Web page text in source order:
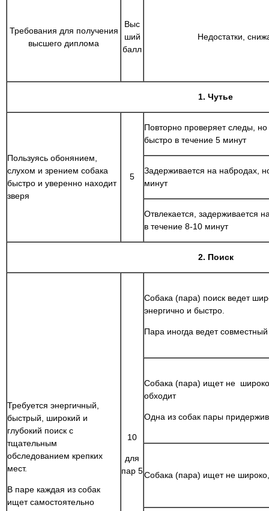
Требования для получения
высшего диплома
Выс
ший
балл
Недостатки,
1. Чутье
Пользуясь обонянием,
слухом и зрением собака
быстро и уверенно находит
зверя
5
Повторно проверяет следы, но
быстро в течение 5 минут
Задерживается на набродах,
минут
Отвлекается, задерживается
в течение 8-10 минут
2. Поиск
Требуется энергичный,
быстрый, широкий и
глубокий поиск с
тщательным
обследованием крепких
мест.
В паре каждая из собак
ищет самостоятельно
10
для
пар 5
Собака (пара) поиск ведет
энергично и быстро.
Пара иногда ведет совместный
Собака (пара) ищет не
обходит
Одна из собак пары
Собака (пара) ищет не